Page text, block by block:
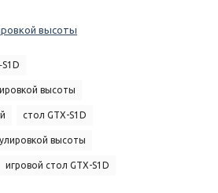
высоты
высоты
стол GTX-S1D
высоты
игровой стол GTX-S1D